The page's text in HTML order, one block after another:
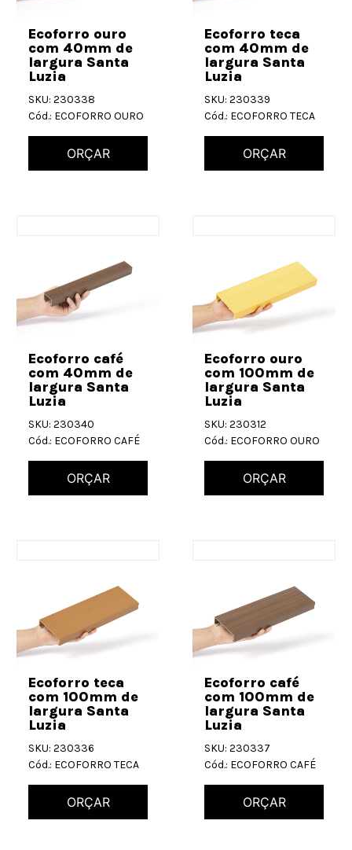
Ecoforro ouro
com 40mm de
largura Santa
Luzia
SKU: 230338
Cód.: ECOFORRO OURO
ORÇAR
Ecoforro teca
com 40mm de
largura Santa
Luzia
SKU: 230339
Cód.: ECOFORRO TECA
ORÇAR
Ecoforro café
com 40mm de
largura Santa
Luzia
SKU: 230340
Cód.: ECOFORRO CAFÉ
ORÇAR
Ecoforro ouro
com 100mm de
largura Santa
Luzia
SKU: 230312
Cód.: ECOFORRO OURO
ORÇAR
Ecoforro teca
com 100mm de
largura Santa
Luzia
SKU: 230336
Cód.: ECOFORRO TECA
ORÇAR
Ecoforro café
com 100mm de
largura Santa
Luzia
SKU: 230337
Cód.: ECOFORRO CAFÉ
ORÇAR